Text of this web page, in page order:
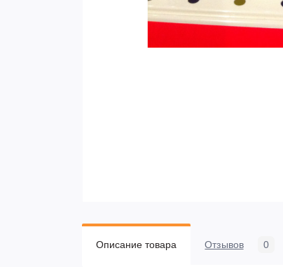
Описание товара Отзывов 0